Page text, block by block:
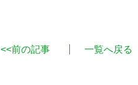
<<前の記事 一覧へ戻る